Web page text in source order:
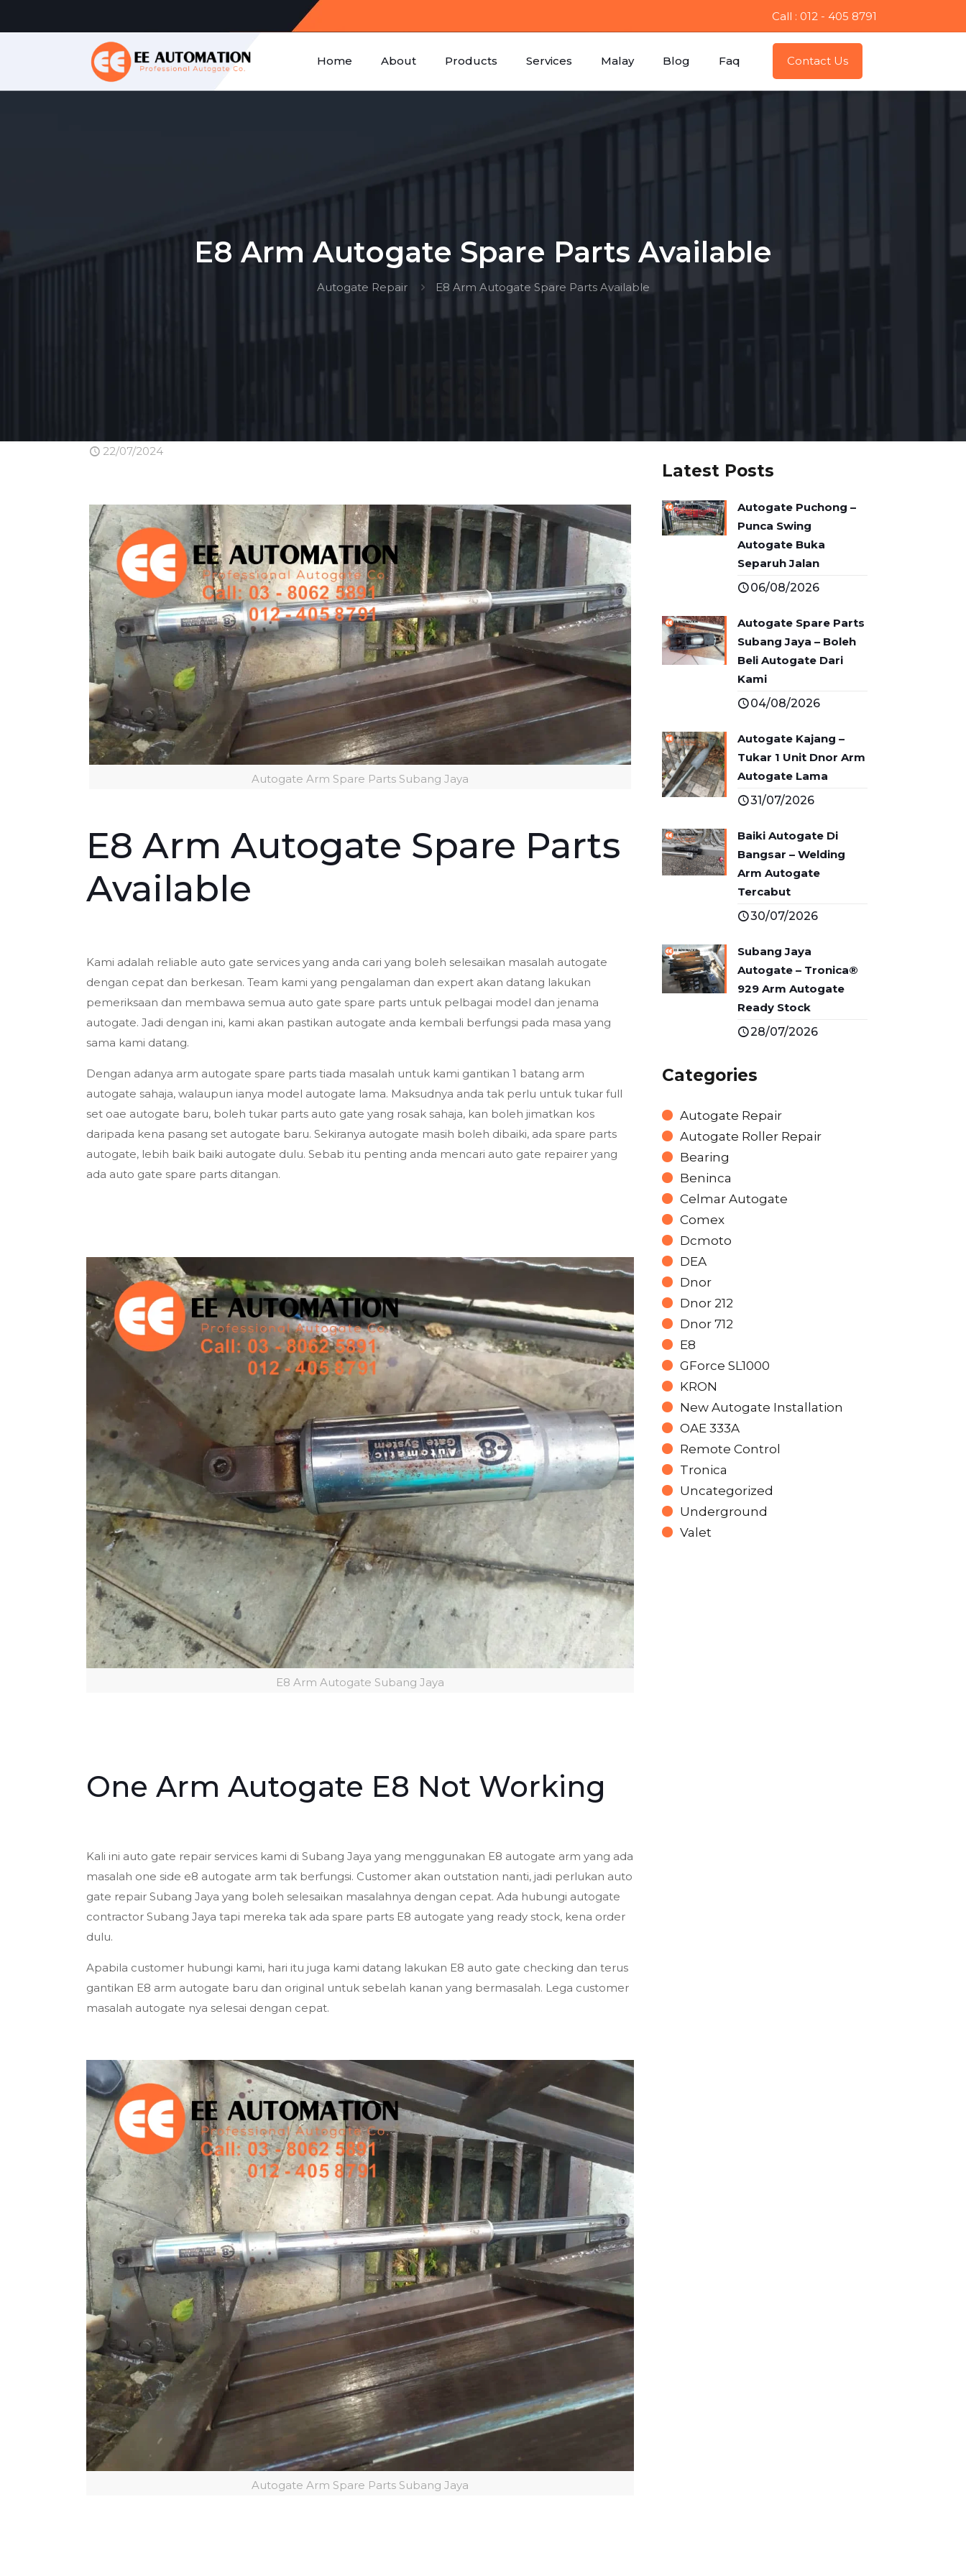
Call : 012 - 405 8791
Home About Products Services Malay Blog Faq Contact Us
E8 Arm Autogate Spare Parts Available
Autogate Repair E8 Arm Autogate Spare Parts Available
22/07/2024
Autogate Arm Spare Parts Subang Jaya
E8 Arm Autogate Spare Parts
Available
Kami adalah reliable auto gate services yang anda cari yang boleh selesaikan masalah autogate
dengan cepat dan berkesan. Team kami yang pengalaman dan expert akan datang lakukan
pemeriksaan dan membawa semua auto gate spare parts untuk pelbagai model dan jenama
autogate. Jadi dengan ini, kami akan pastikan autogate anda kembali berfungsi pada masa yang
sama kami datang.
Dengan adanya arm autogate spare parts tiada masalah untuk kami gantikan 1 batang arm
autogate sahaja, walaupun ianya model autogate lama. Maksudnya anda tak perlu untuk tukar full
set oae autogate baru, boleh tukar parts auto gate yang rosak sahaja, kan boleh jimatkan kos
daripada kena pasang set autogate baru. Sekiranya autogate masih boleh dibaiki, ada spare parts
autogate, lebih baik baiki autogate dulu. Sebab itu penting anda mencari auto gate repairer yang
ada auto gate spare parts ditangan.
E8 Arm Autogate Subang Jaya
One Arm Autogate E8 Not Working
Kali ini auto gate repair services kami di Subang Jaya yang menggunakan E8 autogate arm yang ada
masalah one side e8 autogate arm tak berfungsi. Customer akan outstation nanti, jadi perlukan auto
gate repair Subang Jaya yang boleh selesaikan masalahnya dengan cepat. Ada hubungi autogate
contractor Subang Jaya tapi mereka tak ada spare parts E8 autogate yang ready stock, kena order
dulu.
Apabila customer hubungi kami, hari itu juga kami datang lakukan E8 auto gate checking dan terus
gantikan E8 arm autogate baru dan original untuk sebelah kanan yang bermasalah. Lega customer
masalah autogate nya selesai dengan cepat.
Autogate Arm Spare Parts Subang Jaya
Latest Posts
Autogate Puchong –
Punca Swing
Autogate Buka
Separuh Jalan
06/08/2026
Autogate Spare Parts
Subang Jaya – Boleh
Beli Autogate Dari
Kami
04/08/2026
Autogate Kajang –
Tukar 1 Unit Dnor Arm
Autogate Lama
31/07/2026
Baiki Autogate Di
Bangsar – Welding
Arm Autogate
Tercabut
30/07/2026
Subang Jaya
Autogate – Tronica®
929 Arm Autogate
Ready Stock
28/07/2026
Categories
Autogate Repair
Autogate Roller Repair
Bearing
Beninca
Celmar Autogate
Comex
Dcmoto
DEA
Dnor
Dnor 212
Dnor 712
E8
GForce SL1000
KRON
New Autogate Installation
OAE 333A
Remote Control
Tronica
Uncategorized
Underground
Valet